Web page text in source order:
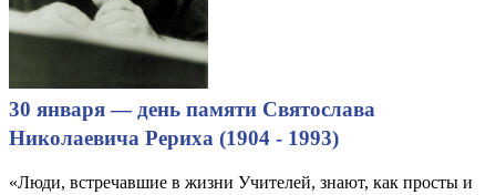
30 января — день памяти Святослава
Николаевича Рериха (1904 - 1993)
«Люди, встречавшие в жизни Учителей, знают, как просты и